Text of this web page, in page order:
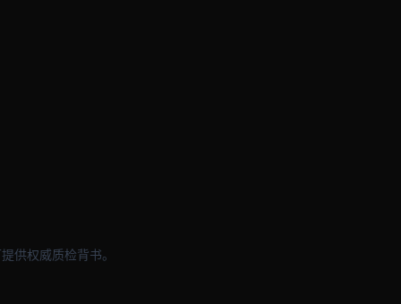
供权威质检背书。